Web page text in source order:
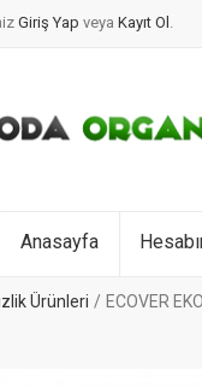
Giriş Yap veya Kayıt Ol .
Anasayfa
Ürünleri ECOVER